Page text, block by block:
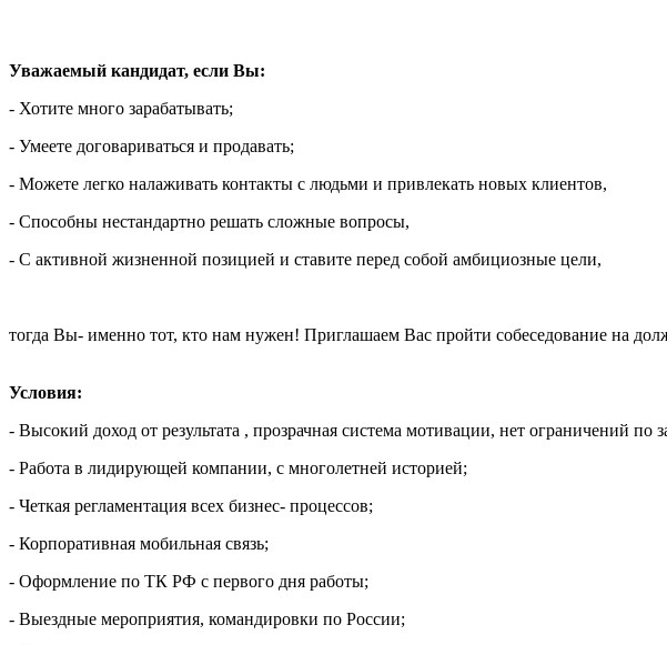
Уважаемый кандидат, если Вы:
- Хотите много зарабатывать;
- Умеете договариваться и продавать;
- Можете легко налаживать контакты с людьми и привлекать новых клиентов,
- Способны нестандартно решать сложные вопросы,
- С активной жизненной позицией и ставите перед собой амбициозные цели,
тогда Вы- именно тот, кто нам нужен! Приглашаем Вас пройти собеседование на
Условия:
- Высокий доход от результата , прозрачная система мотивации, нет ограничений по
- Работа в лидирующей компании, с многолетней историей;
- Четкая регламентация всех бизнес- процессов;
- Корпоративная мобильная связь;
- Оформление по ТК РФ с первого дня работы;
- Выездные мероприятия, командировки по России;